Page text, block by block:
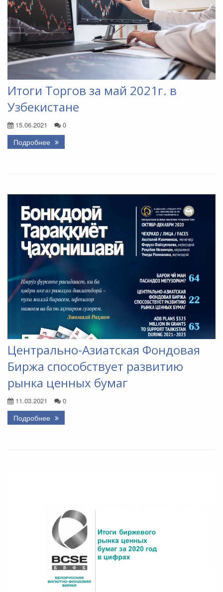
Итоги Торгов за май 2021г. в
Узбекистане
15.06.2021 0
Подробнее
Центрально-Азиатская Фондовая
Биржа способствует развитию
рынка ценных бумаг
11.03.2021 0
Подробнее